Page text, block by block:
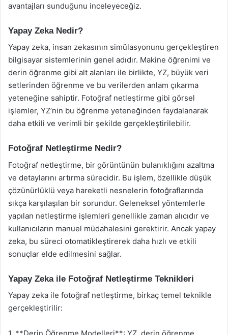
avantajları sunduğunu inceleyeceğiz.
Yapay Zeka Nedir?
Yapay zeka, insan zekasının simülasyonunu gerçekleştiren
bilgisayar sistemlerinin genel adıdır. Makine öğrenimi ve
derin öğrenme gibi alt alanları ile birlikte, YZ, büyük veri
setlerinden öğrenme ve bu verilerden anlam çıkarma
yeteneğine sahiptir. Fotoğraf netleştirme gibi görsel
işlemler, YZ’nin bu öğrenme yeteneğinden faydalanarak
daha etkili ve verimli bir şekilde gerçekleştirilebilir.
Fotoğraf Netleştirme Nedir?
Fotoğraf netleştirme, bir görüntünün bulanıklığını azaltma
ve detaylarını artırma sürecidir. Bu işlem, özellikle düşük
çözünürlüklü veya hareketli nesnelerin fotoğraflarında
sıkça karşılaşılan bir sorundur. Geleneksel yöntemlerle
yapılan netleştirme işlemleri genellikle zaman alıcıdır ve
kullanıcıların manuel müdahalesini gerektirir. Ancak yapay
zeka, bu süreci otomatikleştirerek daha hızlı ve etkili
sonuçlar elde edilmesini sağlar.
Yapay Zeka ile Fotoğraf Netleştirme Teknikleri
Yapay zeka ile fotoğraf netleştirme, birkaç temel teknikle
gerçekleştirilir: